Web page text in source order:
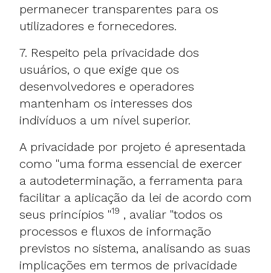
permanecer transparentes para os
utilizadores e fornecedores.
7. Respeito pela privacidade dos
usuários, o que exige que os
desenvolvedores e operadores
mantenham os interesses dos
indivíduos a um nível superior.
A privacidade por projeto é apresentada
como "uma forma essencial de exercer
a autodeterminação, a ferramenta para
facilitar a aplicação da lei de acordo com
seus princípios "19 , avaliar "todos os
processos e fluxos de informação
previstos no sistema, analisando as suas
implicações em termos de privacidade